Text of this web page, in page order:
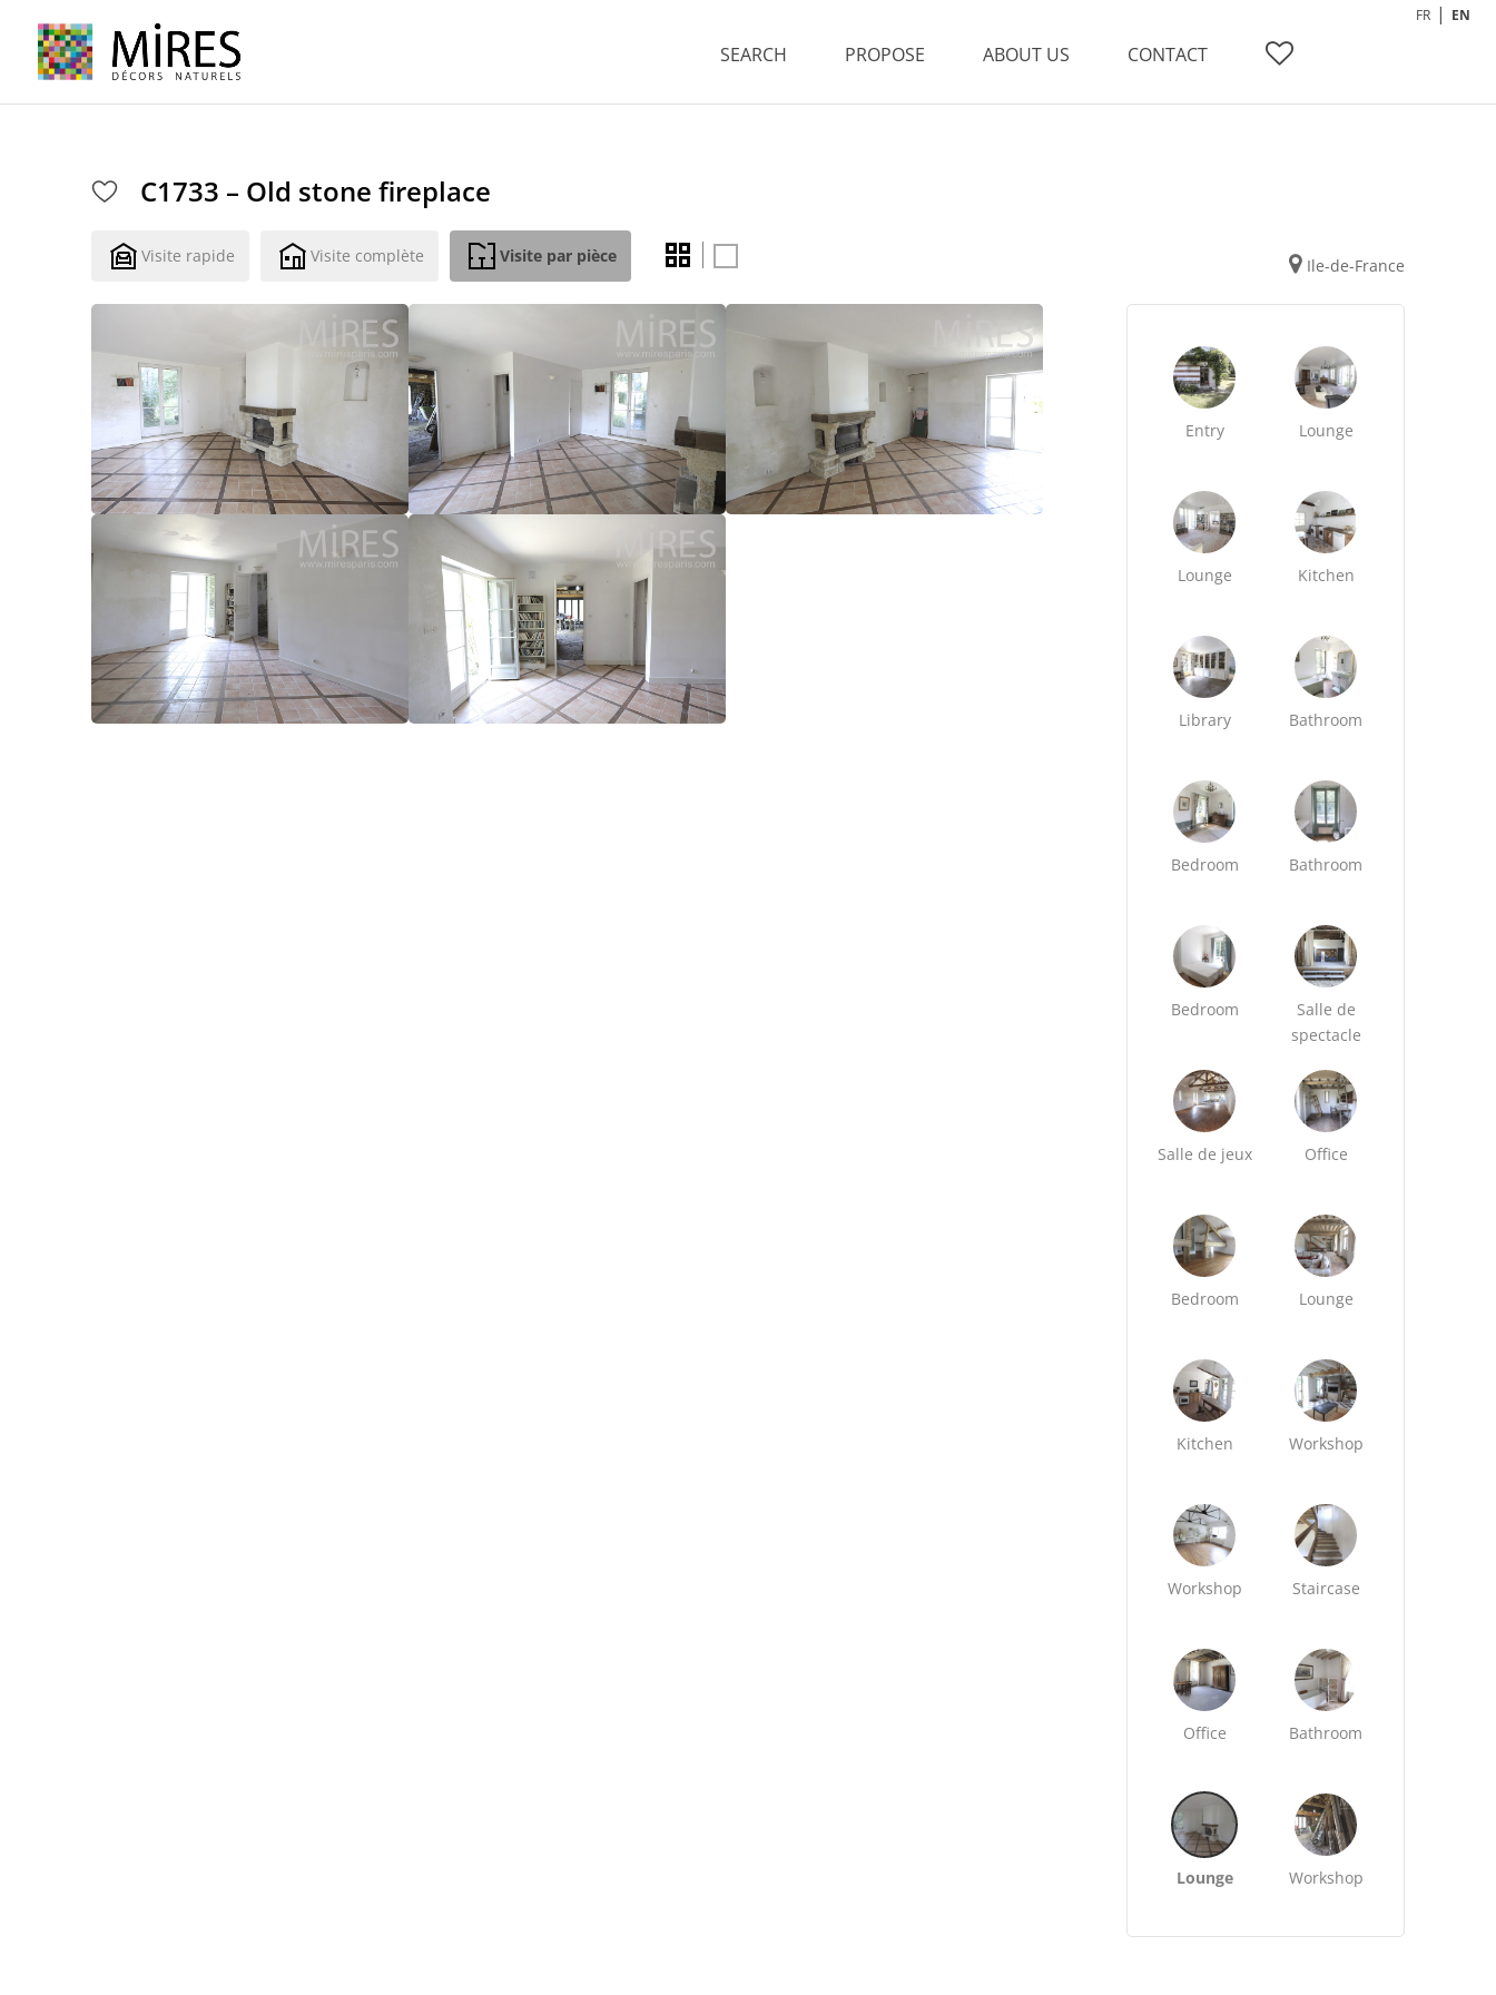
SEARCH PROPOSE ABOUT US CONTACT
FR EN
C1733 – Old stone fireplace
Visite rapide Visite complète Visite par pièce Ile-de-France
Entry Lounge
Lounge Kitchen
Library Bathroom
Bedroom Bathroom
Bedroom
Salle de
spectacle
Salle de jeux Office
Bedroom Lounge
Kitchen Workshop
Workshop Staircase
Office Bathroom
Lounge Workshop